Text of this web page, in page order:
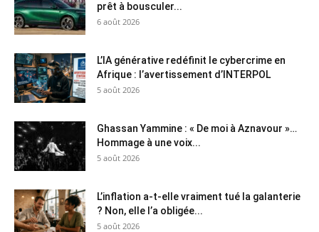
prêt à bousculer...
6 août 2026
L’IA générative redéfinit le cybercrime en
Afrique : l’avertissement d’INTERPOL
5 août 2026
Ghassan Yammine : « De moi à Aznavour »…
Hommage à une voix...
5 août 2026
L’inflation a-t-elle vraiment tué la galanterie
? Non, elle l’a obligée...
5 août 2026